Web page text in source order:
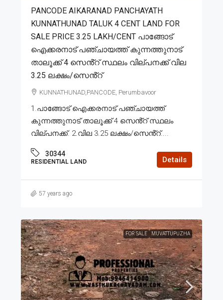
PANCODE AIKARANAD PANCHAYATH
KUNNATHUNAD TALUK 4 CENT LAND FOR
SALE PRICE 3.25 LAKH/CENT പാങ്ങോട്
ഐക്കരനാട് പഞ്ചായത്ത് കുന്നത്തുനാട്
താലൂക്ക് 4 സെൻ്റ് സ്ഥലം വില്പനക്ക് വില
3.25 ലക്ഷം/സെൻ്റ്
KUNNATHUNAD,PANCODE, Perumbavoor
1.പാങ്ങോട് ഐക്കരനാട് പഞ്ചായത്ത്
കുന്നത്തുനാട് താലൂക്ക് 4 സെൻ്റ് സ്ഥലം
വില്പനക്ക്. 2.വില 3.25 ലക്ഷം/സെൻ്റ്....
30344
RESIDENTIAL LAND Details
57 years ago
FOR SALE MUVATTUPUZHA